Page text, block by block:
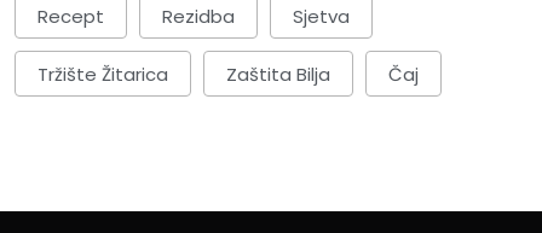
Recept Rezidba Sjetva
Tržište Žitarica Zaštita Bilja Čaj